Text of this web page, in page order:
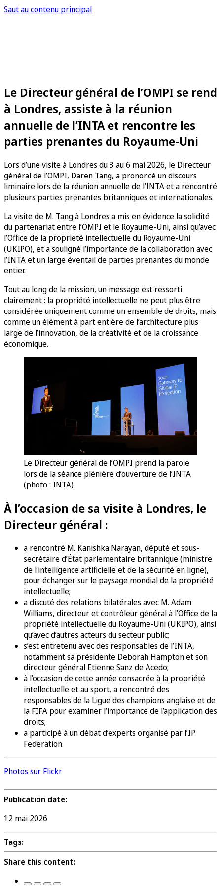
Saut au contenu principal
Le Directeur général de l’OMPI se rend
à Londres, assiste à la réunion
annuelle de l’INTA et rencontre les
parties prenantes du Royaume-Uni
Lors d’une visite à Londres du 3 au 6 mai 2026, le Directeur
général de l’OMPI, Daren Tang, a prononcé un discours
liminaire lors de la réunion annuelle de l’INTA et a rencontré
plusieurs parties prenantes britanniques et internationales.
La visite de M. Tang à Londres a mis en évidence la solidité
du partenariat entre l’OMPI et le Royaume-Uni, ainsi qu’avec
l’Office de la propriété intellectuelle du Royaume-Uni
(UKIPO), et a souligné l’importance de la collaboration avec
l’INTA et un large éventail de parties prenantes du monde
entier.
Tout au long de la mission, un message est ressorti
clairement : la propriété intellectuelle ne peut plus être
considérée uniquement comme un ensemble de droits, mais
comme un élément à part entière de l’architecture plus
large de l’innovation, de la créativité et de la croissance
économique.
Le Directeur général de l’OMPI prend la parole
lors de la séance plénière d’ouverture de l’INTA
(photo : INTA).
À l’occasion de sa visite à Londres, le
Directeur général :
a rencontré M. Kanishka Narayan, député et sous-
secrétaire d’État parlementaire britannique (ministre
de l’intelligence artificielle et de la sécurité en ligne),
pour échanger sur le paysage mondial de la propriété
intellectuelle;
a discuté des relations bilatérales avec M. Adam
Williams, directeur et contrôleur général à l’Office de la
propriété intellectuelle du Royaume-Uni (UKIPO), ainsi
qu’avec d’autres acteurs du secteur public;
s’est entretenu avec des responsables de l’INTA,
notamment sa présidente Deborah Hampton et son
directeur général Etienne Sanz de Acedo;
à l’occasion de cette année consacrée à la propriété
intellectuelle et au sport, a rencontré des
responsables de la Ligue des champions anglaise et de
la FIFA pour examiner l’importance de l’application des
droits;
a participé à un débat d’experts organisé par l’IP
Federation.
Photos sur Flickr
Publication date:
12 mai 2026
Tags:
Share this content: